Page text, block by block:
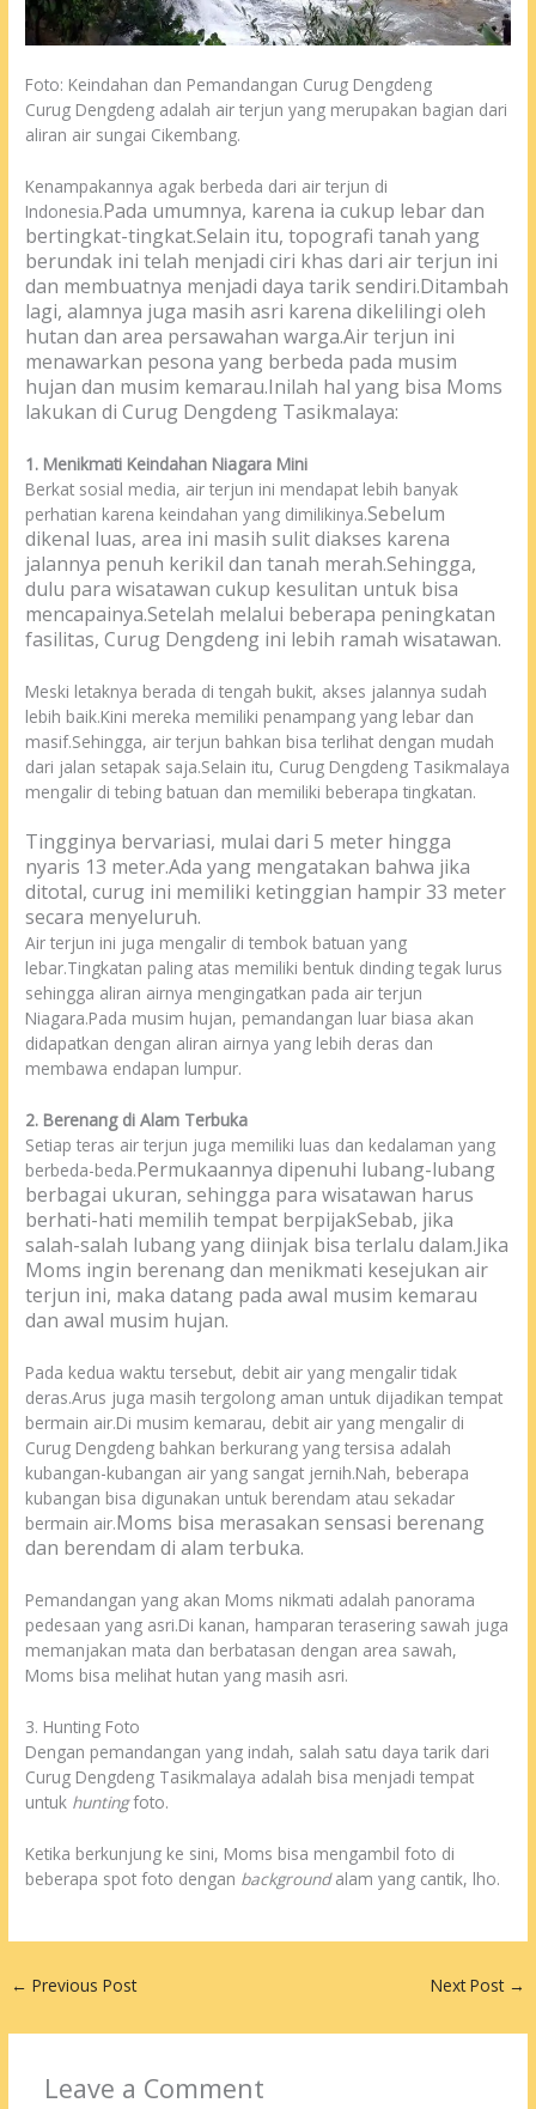
Foto: Keindahan dan Pemandangan Curug Dengdeng
Curug Dengdeng adalah air terjun yang merupakan bagian dari
aliran air sungai Cikembang.
Kenampakannya agak berbeda dari air terjun di
Indonesia.Pada umumnya, karena ia cukup lebar dan
bertingkat-tingkat.Selain itu, topografi tanah yang
berundak ini telah menjadi ciri khas dari air terjun ini
dan membuatnya menjadi daya tarik sendiri.Ditambah
lagi, alamnya juga masih asri karena dikelilingi oleh
hutan dan area persawahan warga.Air terjun ini
menawarkan pesona yang berbeda pada musim
hujan dan musim kemarau.Inilah hal yang bisa Moms
lakukan di Curug Dengdeng Tasikmalaya:
1. Menikmati Keindahan Niagara Mini
Berkat sosial media, air terjun ini mendapat lebih banyak
perhatian karena keindahan yang dimilikinya.Sebelum
dikenal luas, area ini masih sulit diakses karena
jalannya penuh kerikil dan tanah merah.Sehingga,
dulu para wisatawan cukup kesulitan untuk bisa
mencapainya.Setelah melalui beberapa peningkatan
fasilitas, Curug Dengdeng ini lebih ramah wisatawan.
Meski letaknya berada di tengah bukit, akses jalannya sudah
lebih baik.Kini mereka memiliki penampang yang lebar dan
masif.Sehingga, air terjun bahkan bisa terlihat dengan mudah
dari jalan setapak saja.Selain itu, Curug Dengdeng Tasikmalaya
mengalir di tebing batuan dan memiliki beberapa tingkatan.
Tingginya bervariasi, mulai dari 5 meter hingga
nyaris 13 meter.Ada yang mengatakan bahwa jika
ditotal, curug ini memiliki ketinggian hampir 33 meter
secara menyeluruh.
Air terjun ini juga mengalir di tembok batuan yang
lebar.Tingkatan paling atas memiliki bentuk dinding tegak lurus
sehingga aliran airnya mengingatkan pada air terjun
Niagara.Pada musim hujan, pemandangan luar biasa akan
didapatkan dengan aliran airnya yang lebih deras dan
membawa endapan lumpur.
2. Berenang di Alam Terbuka
Setiap teras air terjun juga memiliki luas dan kedalaman yang
berbeda-beda.Permukaannya dipenuhi lubang-lubang
berbagai ukuran, sehingga para wisatawan harus
berhati-hati memilih tempat berpijakSebab, jika
salah-salah lubang yang diinjak bisa terlalu dalam.Jika
Moms ingin berenang dan menikmati kesejukan air
terjun ini, maka datang pada awal musim kemarau
dan awal musim hujan.
Pada kedua waktu tersebut, debit air yang mengalir tidak
deras.Arus juga masih tergolong aman untuk dijadikan tempat
bermain air.Di musim kemarau, debit air yang mengalir di
Curug Dengdeng bahkan berkurang yang tersisa adalah
kubangan-kubangan air yang sangat jernih.Nah, beberapa
kubangan bisa digunakan untuk berendam atau sekadar
bermain air.Moms bisa merasakan sensasi berenang
dan berendam di alam terbuka.
Pemandangan yang akan Moms nikmati adalah panorama
pedesaan yang asri.Di kanan, hamparan terasering sawah juga
memanjakan mata dan berbatasan dengan area sawah,
Moms bisa melihat hutan yang masih asri.
3. Hunting Foto
Dengan pemandangan yang indah, salah satu daya tarik dari
Curug Dengdeng Tasikmalaya adalah bisa menjadi tempat
untuk huntingfoto.
Ketika berkunjung ke sini, Moms bisa mengambil foto di
beberapa spot foto dengan backgroundalam yang cantik, lho.
← Previous Post Next Post →
Leave a Comment